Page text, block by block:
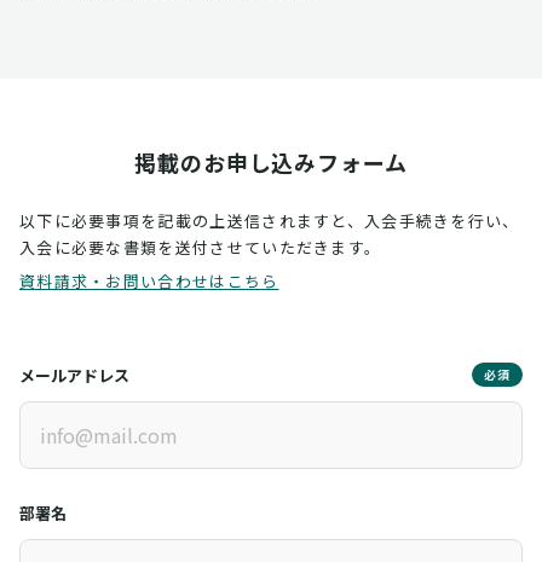
掲載のお申し込みフォーム
以下に必要事項を記載の上送信されますと、入会手続きを行い、
入会に必要な書類を送付させていただきます。
資料請求・お問い合わせはこちら
メールアドレス 必須
部署名